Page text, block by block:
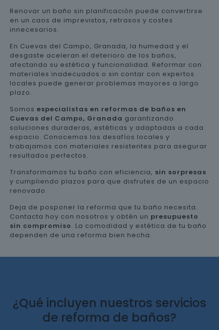
Renovar un baño sin planificación puede convertirse
en un caos de imprevistos, retrasos y costes
innecesarios.
En Cuevas del Campo, Granada, la humedad y el
desgaste aceleran el deterioro de los baños,
afectando su estética y funcionalidad. Reformar con
materiales inadecuados o sin contar con expertos
locales puede generar problemas mayores a largo
plazo.
Somos especialistas en reformas de baños en
Cuevas del Campo, Granada garantizando
soluciones duraderas, estéticas y adaptadas a cada
espacio. Conocemos los desafíos locales y
trabajamos con materiales resistentes para asegurar
resultados perfectos.
Transformamos tu baño con eficiencia, sin sorpresas
y cumpliendo plazos para que disfrutes de un espacio
renovado.
Deja de posponer la reforma que tu baño necesita.
Contacta hoy con nosotros y obtén un presupuesto
sin compromiso. La comodidad y estética de tu baño
dependen de una reforma bien hecha.
¿Qué incluyen nuestros servicios
de reforma de baños?